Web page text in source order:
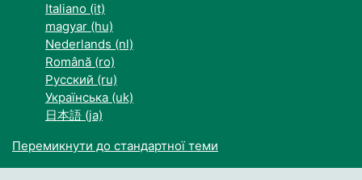
Italiano ‎(it)‎
magyar ‎(hu)‎
Nederlands ‎(nl)‎
Română ‎(ro)‎
Русский ‎(ru)‎
Українська ‎(uk)‎
日本語 ‎(ja)‎
Перемикнути до стандартної теми